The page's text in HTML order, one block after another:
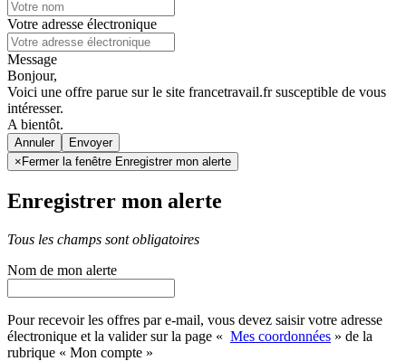
Votre adresse électronique
Message
Bonjour,
Voici une offre parue sur le site francetravail.fr susceptible de vous
intéresser.
A bientôt.
Annuler
× Fermer la fenêtre Enregistrer mon alerte
Enregistrer mon alerte
Tous les champs sont obligatoires
Nom de mon alerte
Pour recevoir les offres par e-mail, vous devez saisir votre adresse
électronique et la valider sur la page « Mes coordonnées » de la
rubrique « Mon compte »